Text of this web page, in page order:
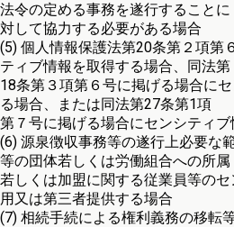
法令の定める事務を遂行することに
対して協力する必要がある場合
(5) 個人情報保護法第20条第２項第
ティブ情報を取得する場合、同
18条第３項第６号に掲げる場合に
る場合、または同法第27条第1項
第７号に掲げる場合にセンシティ
(6) 源泉徴収事務等の遂行上必要な
等の団体若しくは労働組合への所属
若しくは加盟に関する従業員等の
用又は第三者提供する場合
(7) 相続手続による権利義務の移転